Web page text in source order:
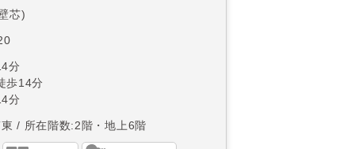
芯)
分
歩14分
分
所在階数:2階・地上6階